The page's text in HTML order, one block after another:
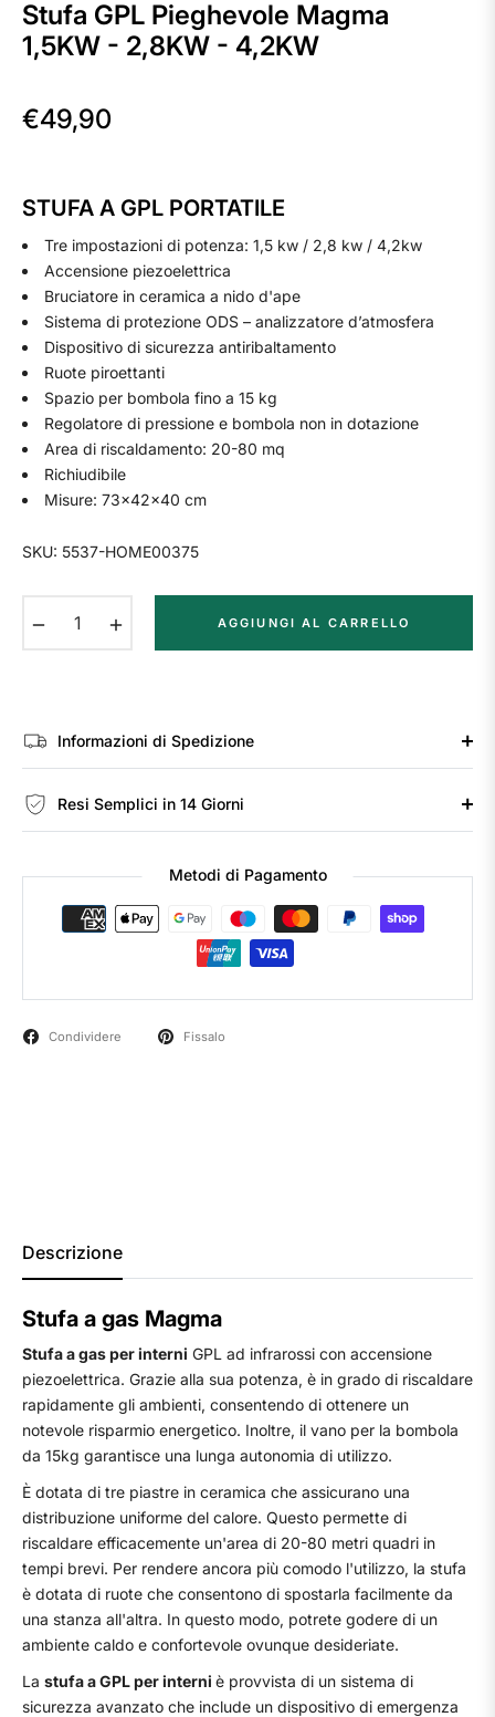
Stufa GPL Pieghevole Magma
1,5KW - 2,8KW - 4,2KW
Prezzo
€49,90
STUFA A GPL PORTATILE
Tre impostazioni di potenza: 1,5 kw / 2,8 kw / 4,2kw
Accensione piezoelettrica
Bruciatore in ceramica a nido d'ape
Sistema di protezione ODS – analizzatore d’atmosfera
Dispositivo di sicurezza antiribaltamento
Ruote piroettanti
Spazio per bombola fino a 15 kg
Regolatore di pressione e bombola non in dotazione
Area di riscaldamento: 20-80 mq
Richiudibile
Misure: 73x42x40 cm
SKU: 5537-HOME00375
AGGIUNGI AL CARRELLO
Informazioni di Spedizione
Resi Semplici in 14 Giorni
Metodi di Pagamento
Condividere Fissalo
Descrizione
Stufa a gas Magma
Stufa a gas per interni GPL ad infrarossi con accensione
piezoelettrica. Grazie alla sua potenza, è in grado di riscaldare
rapidamente gli ambienti, consentendo di ottenere un
notevole risparmio energetico. Inoltre, il vano per la bombola
da 15kg garantisce una lunga autonomia di utilizzo.
È dotata di tre piastre in ceramica che assicurano una
distribuzione uniforme del calore. Questo permette di
riscaldare efficacemente un'area di 20-80 metri quadri in
tempi brevi. Per rendere ancora più comodo l'utilizzo, la stufa
è dotata di ruote che consentono di spostarla facilmente da
una stanza all'altra. In questo modo, potrete godere di un
ambiente caldo e confortevole ovunque desideriate.
La stufa a GPL per interni è provvista di un sistema di
sicurezza avanzato che include un dispositivo di emergenza